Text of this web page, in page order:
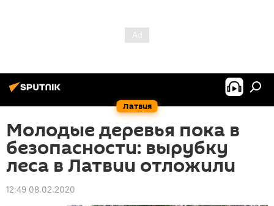
Латвия
Молодые деревья пока в
безопасности: вырубку
леса в Латвии отложили
12:49 08.02.2020